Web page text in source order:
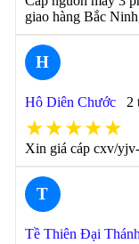
giao hàng Bắc
H
Hô Diên Chước 2
★★★★★
Xin giá cáp cxv/
T
Tề Thiên Đại Thánh